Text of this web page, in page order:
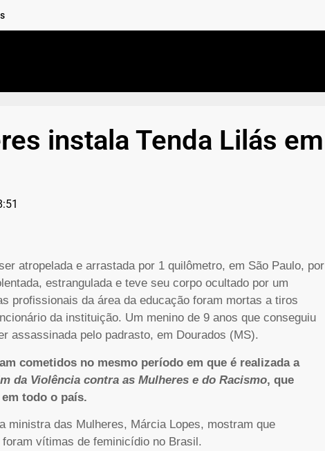
instala Tenda Lilás em
atropelada e arrastada por 1 quilômetro, em São Paulo, por
estrangulada e teve seu corpo ocultado por um
profissionais da área da educação foram mortas a tiros
da instituição. Um menino de 9 anos que conseguiu
assassinada pelo padrasto, em Dourados (MS).
cometidos no mesmo período em que é realizada a
da Violência contra as Mulheres e do Racismo, que
todo o país.
ministra das Mulheres, Márcia Lopes, mostram que
vítimas de feminicídio no Brasil.